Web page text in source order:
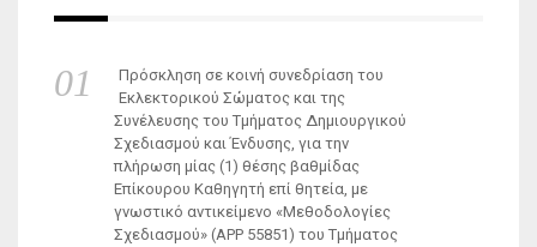
Πρόσκληση σε κοινή συνεδρίαση του
Εκλεκτορικού Σώματος και της
Συνέλευσης του Τμήματος Δημιουργικού
Σχεδιασμού και Ένδυσης, για την
πλήρωση μίας (1) θέσης βαθμίδας
Επίκουρου Καθηγητή επί θητεία, με
γνωστικό αντικείμενο «Μεθοδολογίες
Σχεδιασμού» (ΑΡΡ 55851) του Τμήματος